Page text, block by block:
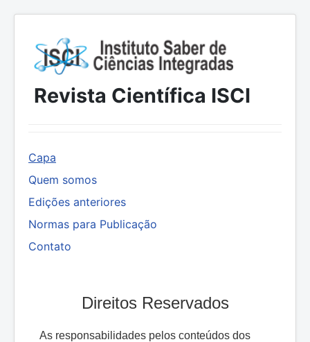
Revista Científica ISCI
Capa
Quem somos
Edições anteriores
Normas para Publicação
Contato
Direitos Reservados
As responsabilidades pelos conteúdos dos